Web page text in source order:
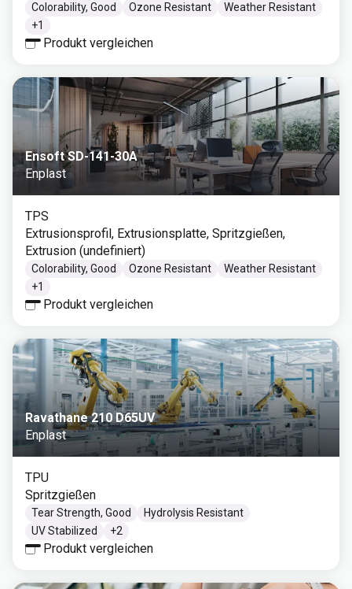
Colorability, Good Ozone Resistant
Weather Resistant
+1
Produkt vergleichen
Ensoft SD-141-30A
Enplast
TPS
Extrusionsprofil, Extrusionsplatte, Spritzgießen,
Extrusion (undefiniert)
Colorability, Good Ozone Resistant
Weather Resistant
+1
Produkt vergleichen
Ravathane 210 D65UV
Enplast
TPU
Spritzgießen
Tear Strength, Good
Hydrolysis Resistant
UV Stabilized
+2
Produkt vergleichen